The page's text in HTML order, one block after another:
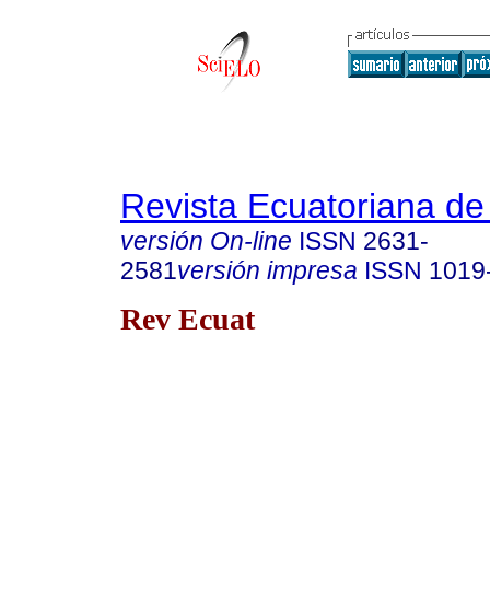
Revista Ecuatoriana
versión On-line ISSN 2631-
2581versión impresa ISSN
Rev Ecuat